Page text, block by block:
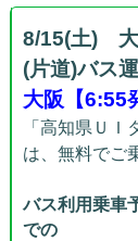
8/15(土) 大
(片道)バス
大阪【6:55
「高知県Ｕ
は、無料でご
バス利用乗車
での